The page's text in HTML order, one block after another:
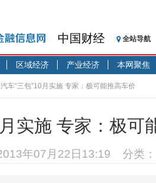
中国财经 全站导航
区域经济 产业经济 本网聚焦
车“三包”10月实施 专家：极可能推高车价
实施 专家：极可
年07月22日13:19 分类：